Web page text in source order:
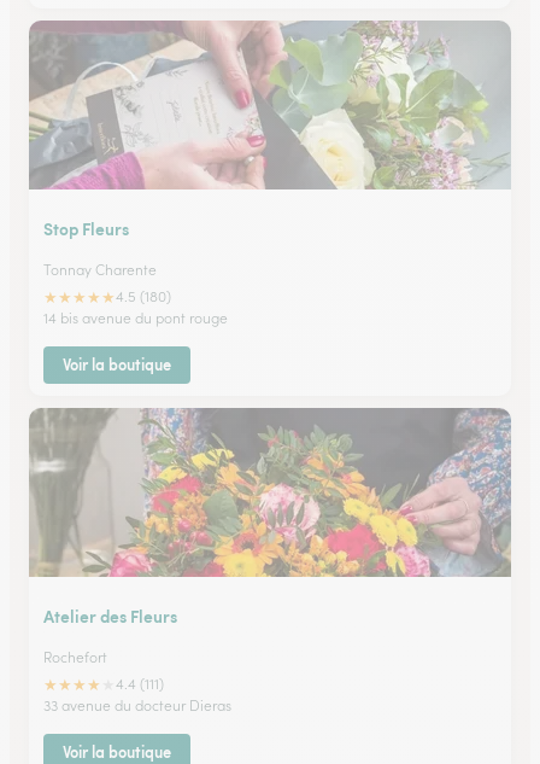
Stop Fleurs
Tonnay Charente
★★★★★4.5 (180)
14 bis avenue du pont rouge
Voir la boutique
Atelier des Fleurs
Rochefort
★★★★
4.4 (111)
33 avenue du docteur Dieras
Voir la boutique